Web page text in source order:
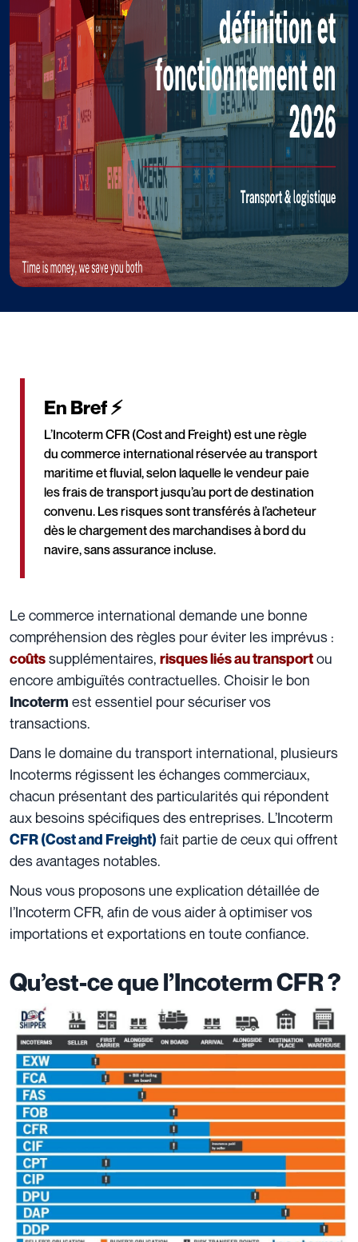
En Bref ⚡
L’Incoterm CFR (Cost and Freight) est une règle
du commerce international réservée au transport
maritime et fluvial, selon laquelle le vendeur paie
les frais de transport jusqu’au port de destination
convenu. Les risques sont transférés à l’acheteur
dès le chargement des marchandises à bord du
navire, sans assurance incluse.
Le commerce international demande une bonne
compréhension des règles pour éviter les imprévus :
coûtssupplémentaires, risques liés au transportou
encore ambiguïtés contractuelles. Choisir le bon
Incoterm est essentiel pour sécuriser vos
transactions.
Dans le domaine du transport international, plusieurs
Incoterms régissent les échanges commerciaux,
chacun présentant des particularités qui répondent
aux besoins spécifiques des entreprises. L’Incoterm
CFR (Cost and Freight) fait partie de ceux qui offrent
des avantages notables.
Nous vous proposons une explication détaillée de
l’Incoterm CFR, afin de vous aider à optimiser vos
importations et exportations en toute confiance.
Qu’est-ce que l’Incoterm CFR ?